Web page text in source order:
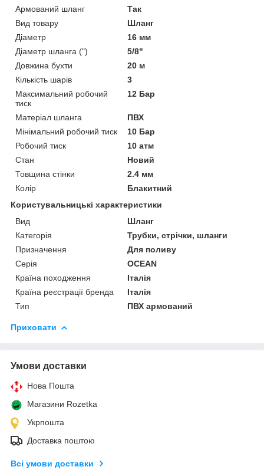
Армований шланг
Так
Вид товару
Шланг
Діаметр
16 мм
Діаметр шланга (")
5/8"
Довжина бухти
20 м
Кількість шарів
3
Максимальний робочий
тиск
12 Бар
Матеріал шланга
ПВХ
Мінімальний робочий тиск
10 Бар
Робочий тиск
10 атм
Стан
Новий
Товщина стінки
2.4 мм
Колір
Блакитний
Користувальницькі характеристики
Вид
Шланг
Категорія
Трубки, стрічки, шланги
Призначення
Для поливу
Серія
OCEAN
Країна походження
Італія
Країна реєстрації бренда
Італія
Тип
ПВХ армований
Приховати
Умови доставки
Нова Пошта
Магазини Rozetka
Укрпошта
Доставка поштою
Всі умови доставки